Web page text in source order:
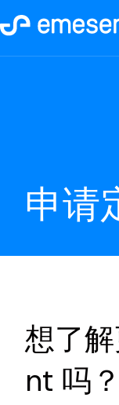
申请
想了
nt 吗？